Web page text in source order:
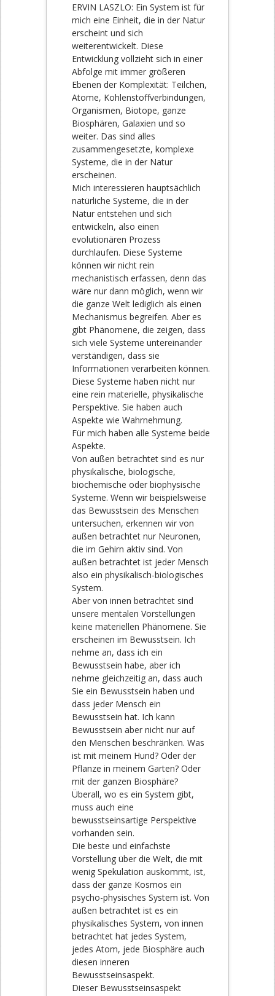
ERVIN LASZLO: Ein System ist für
mich eine Einheit, die in der Natur
erscheint und sich
weiterentwickelt. Diese
Entwicklung vollzieht sich in einer
Abfolge mit immer größeren
Ebenen der Komplexität: Teilchen,
Atome, Kohlenstoffverbindungen,
Organismen, Biotope, ganze
Biosphären, Galaxien und so
weiter. Das sind alles
zusammengesetzte, komplexe
Systeme, die in der Natur
erscheinen.
Mich interessieren hauptsächlich
natürliche Systeme, die in der
Natur entstehen und sich
entwickeln, also einen
evolutionären Prozess
durchlaufen. Diese Systeme
können wir nicht rein
mechanistisch erfassen, denn das
wäre nur dann möglich, wenn wir
die ganze Welt lediglich als einen
Mechanismus begreifen. Aber es
gibt Phänomene, die zeigen, dass
sich viele Systeme untereinander
verständigen, dass sie
Informationen verarbeiten können.
Diese Systeme haben nicht nur
eine rein materielle, physikalische
Perspektive. Sie haben auch
Aspekte wie Wahrnehmung.
Für mich haben alle Systeme beide
Aspekte.
Von außen betrachtet sind es nur
physikalische, biologische,
biochemische oder biophysische
Systeme. Wenn wir beispielsweise
das Bewusstsein des Menschen
untersuchen, erkennen wir von
außen betrachtet nur Neuronen,
die im Gehirn aktiv sind. Von
außen betrachtet ist jeder Mensch
also ein physikalisch-biologisches
System.
Aber von innen betrachtet sind
unsere mentalen Vorstellungen
keine materiellen Phänomene. Sie
erscheinen im Bewusstsein. Ich
nehme an, dass ich ein
Bewusstsein habe, aber ich
nehme gleichzeitig an, dass auch
Sie ein Bewusstsein haben und
dass jeder Mensch ein
Bewusstsein hat. Ich kann
Bewusstsein aber nicht nur auf
den Menschen beschränken. Was
ist mit meinem Hund? Oder der
Pflanze in meinem Garten? Oder
mit der ganzen Biosphäre?
Überall, wo es ein System gibt,
muss auch eine
bewusstseinsartige Perspektive
vorhanden sein.
Die beste und einfachste
Vorstellung über die Welt, die mit
wenig Spekulation auskommt, ist,
dass der ganze Kosmos ein
psycho-physisches System ist. Von
außen betrachtet ist es ein
physikalisches System, von innen
betrachtet hat jedes System,
jedes Atom, jede Biosphäre auch
diesen inneren
Bewusstseinsaspekt.
Dieser Bewusstseinsaspekt